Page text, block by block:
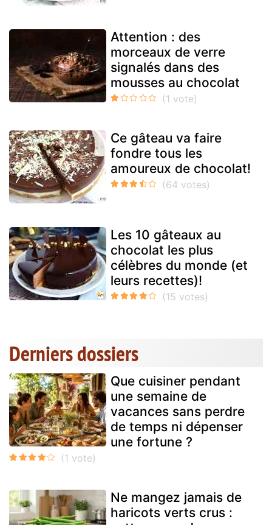
Attention : des
morceaux de verre
signalés dans des
mousses au chocolat
Ce gâteau va faire
fondre tous les
amoureux de chocolat!
Les 10 gâteaux au
chocolat les plus
célèbres du monde (et
leurs recettes)!
Derniers dossiers
Que cuisiner pendant
une semaine de
vacances sans perdre
de temps ni dépenser
une fortune ?
Ne mangez jamais de
haricots verts crus :